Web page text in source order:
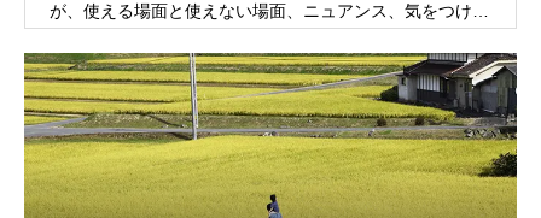
が、使える場面と使えない場面、ニュアンス、気をつける